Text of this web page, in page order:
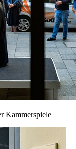
Kammerspiele